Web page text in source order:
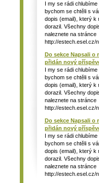
I my se rádi chlubíme
bychom se chtěli s
dopis (email), který k
dorazil. Všechny
naleznete na stránce
http://estech.esel.cz/
Do sekce Napsali o
přidán nový
I my se rádi chlubíme
bychom se chtěli s
dopis (email), který k
dorazil. Všechny
naleznete na stránce
http://estech.esel.cz/
Do sekce Napsali o
přidán nový
I my se rádi chlubíme
bychom se chtěli s
dopis (email), který k
dorazil. Všechny
naleznete na stránce
http://estech.esel.cz/